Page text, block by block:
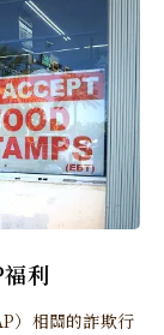
利
）相關的詐欺行